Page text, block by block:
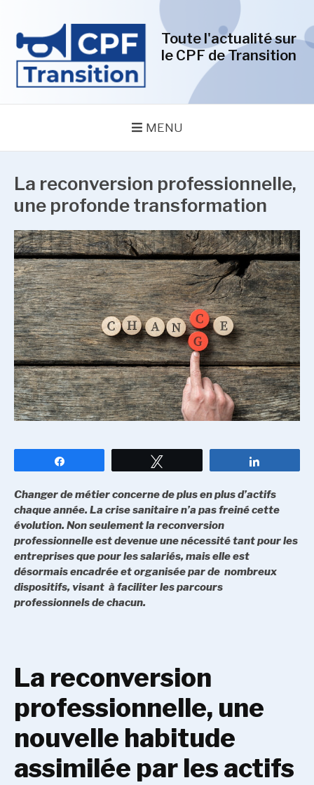
contenu
Toute l'actualité sur
le CPF de Transition
MENU
La reconversion professionnelle,
une profonde transformation
Changer de métier concerne de plus en plus d’actifs
chaque année. La crise sanitaire n’a pas freiné cette
évolution. Non seulement la reconversion
professionnelle est devenue une nécessité tant pour les
entreprises que pour les salariés, mais elle est
désormais encadrée et organisée par de nombreux
dispositifs, visant à faciliter les parcours
professionnels de chacun.
La reconversion
professionnelle, une
nouvelle habitude
assimilée par les actifs